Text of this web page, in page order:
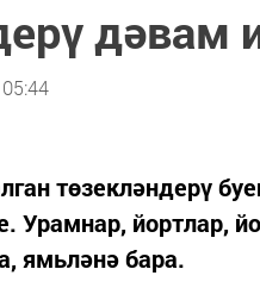
дәвам
төзекләндерү
Урамнар, йортлар,
ямьләнә бара.